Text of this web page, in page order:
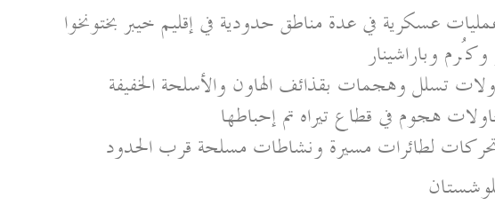
عسكرية في عدة مناطق حدودية في إقليم خيبر بختونخوا
وباراشينار
تسلل وهجمات بقذائف الهاون والأسلحة الخفيفة
هجوم في قطاع تيراه تم إحباطها
لطائرات مسيرة ونشاطات مسلحة قرب الحدود